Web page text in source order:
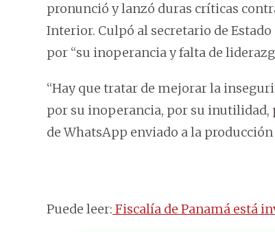
pronunció y lanzó duras críticas
Interior. Culpó al secretario de
por “su inoperancia y falta de
“Hay que tratar de mejorar la
por su inoperancia, por su inutilidad,
de WhatsApp enviado a la
Puede leer: Fiscalía de Panamá está